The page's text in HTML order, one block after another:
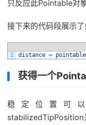
只反应此Pointable对
接下来的代码段展示了
1
distance = pointable
获得一个
稳定位置可以